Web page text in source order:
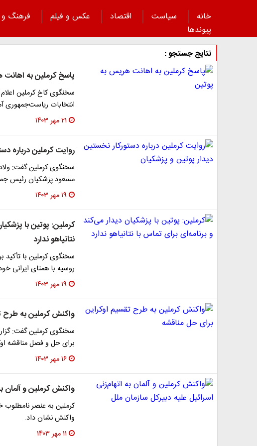
خانه سیاست اقتصاد عکس و فیلم فرهنگ
پیوند‌ها
نتایج جستجو :
پاسخ کرملین به
سخنگوی کاخ کرملین
انتخابات ریاست‌جمهوری
۲۱ مهر ۱۴۰۳
روایت کرملین درباره
سخنگوی کرملین گفت:
مسعود پزشکیان رئیس
۱۹ مهر ۱۴۰۳
کرملین: پوتین با
نتانیاهو ندارد
سخنگوی کرملین با تأکید
روسیه با همتای ایرانی
۱۹ مهر ۱۴۰۳
واکنش کرملین به طرح
سخنگوی کرملین گفت:‌
برای حل و فصل مناقشه
۱۶ مهر ۱۴۰۳
واکنش کرملین و آلمان
کرملین به عنصر
واکنش نشان داد.
۱۱ مهر ۱۴۰۳